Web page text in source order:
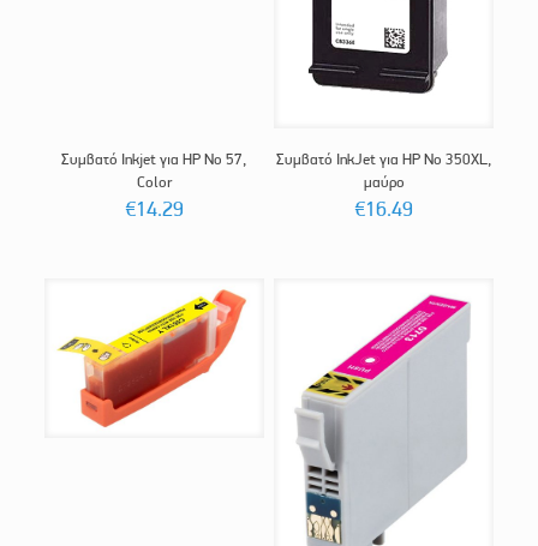
Συμβατό Inkjet για HP No 57,
Color
€14.29
Συμβατό InkJet για HP No 350XL,
μαύρο
€16.49